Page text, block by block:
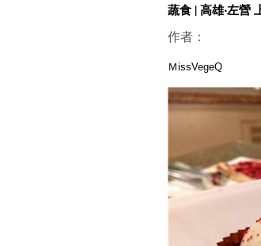
蔬食 | 高雄‧左營
作者：
ＭissVegeQ